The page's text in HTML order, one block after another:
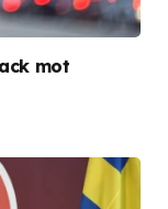
mot